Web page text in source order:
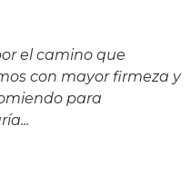
el camino que
con mayor firmeza y
para